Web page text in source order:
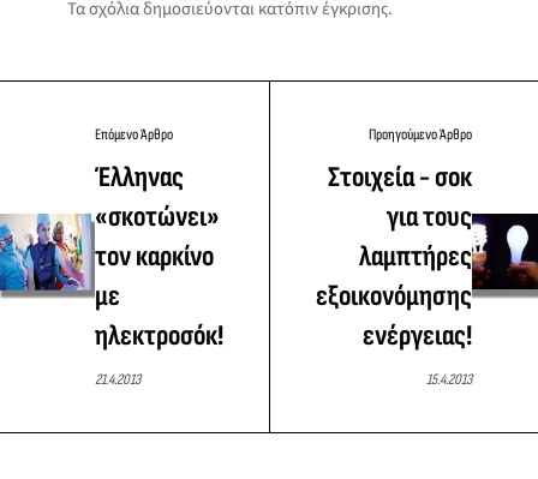
Τα σχόλια δημοσιεύονται κατόπιν έγκρισης.
Επόμενο Άρθρο
Έλληνας
«σκοτώνει»
τον καρκίνο
με
ηλεκτροσόκ!
21.4.2013
Προηγούμενο Άρθρο
Στοιχεία - σοκ
για τους
λαμπτήρες
εξοικονόμησης
ενέργειας!
15.4.2013